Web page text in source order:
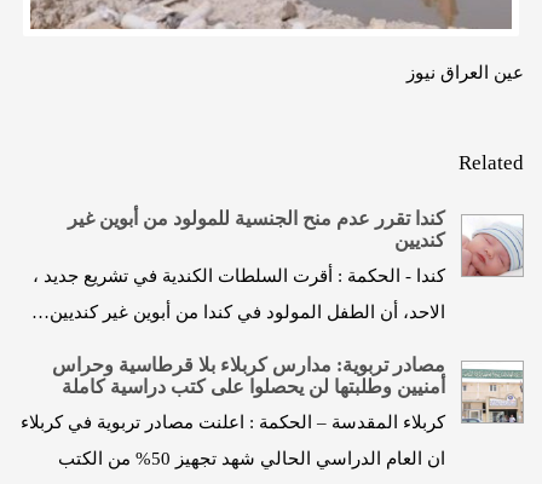
عين العراق نيوز
Related
كندا تقرر عدم منح الجنسية للمولود من أبوين غير
كنديين
كندا - الحكمة : أقرت السلطات الكندية في تشريع جديد ،
الاحد، أن الطفل المولود في كندا من أبوين غير كنديين…
مصادر تربوية: مدارس كربلاء بلا قرطاسية وحراس
أمنيين وطلبتها لن يحصلوا على كتب دراسية كاملة
كربلاء المقدسة – الحكمة : اعلنت مصادر تربوية في كربلاء
ان العام الدراسي الحالي شهد تجهيز 50% من الكتب